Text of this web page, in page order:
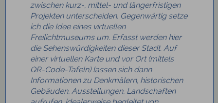
zwischen kurz-, mittel- und längerfristigen
Projekten unterscheiden. Gegenwärtig setze
ich die Idee eines virtuellen
Freilichtmuseums um. Erfasst werden hier
die Sehenswürdigkeiten dieser Stadt. Auf
einer virtuellen Karte und vor Ort (mittels
QR-Code-Tafeln) lassen sich dann
Informationen zu Denkmälern, historischen
Gebäuden, Ausstellungen, Landschaften